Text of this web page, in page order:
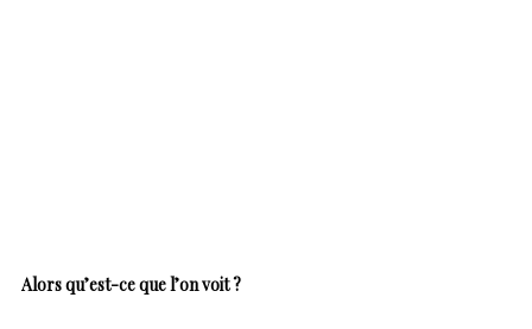
Alors qu’est-ce que l’on voit ?